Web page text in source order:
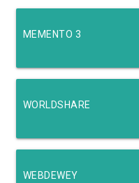
MEMENTO 3
WORLDSHARE
WEBDEWEY